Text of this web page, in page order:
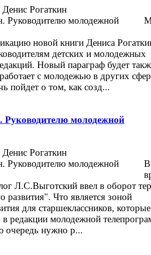
Денис Рогаткин
новой книги Дениса
детских и молодежных
Новый параграф будет
с молодежью в других
пойдет о том, как созд...
Руководителю молодежной
Денис Рогаткин
В
Л.С.Выготский ввел в оборот
развития". Что является зоной
для старшеклассников, которые
редакции молодежной
очередь нужно р...